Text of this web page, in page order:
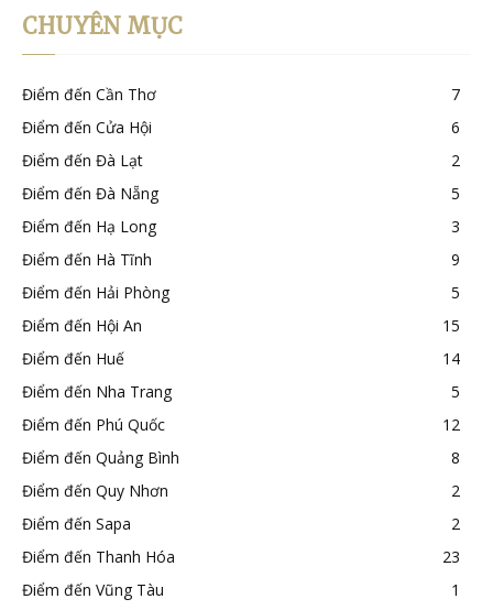
CHUYÊN MỤC
Điểm đến Cần Thơ
7
Điểm đến Cửa Hội
6
Điểm đến Đà Lạt
2
Điểm đến Đà Nẵng
5
Điểm đến Hạ Long
3
Điểm đến Hà Tĩnh
9
Điểm đến Hải Phòng
5
Điểm đến Hội An
15
Điểm đến Huế
14
Điểm đến Nha Trang
5
Điểm đến Phú Quốc
12
Điểm đến Quảng Bình
8
Điểm đến Quy Nhơn
2
Điểm đến Sapa
2
Điểm đến Thanh Hóa
23
Điểm đến Vũng Tàu
1